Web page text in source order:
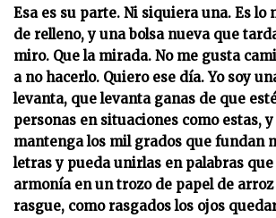
Esa es su parte. Ni siquiera una. Es lo
de relleno, y una bolsa nueva que
miro. Que la mirada. No me gusta
a no hacerlo. Quiero ese día. Yo soy
levanta, que levanta ganas de que
personas en situaciones como estas,
mantenga los mil grados que fundan
letras y pueda unirlas en palabras que
armonía en un trozo de papel de
rasgue, como rasgados los ojos